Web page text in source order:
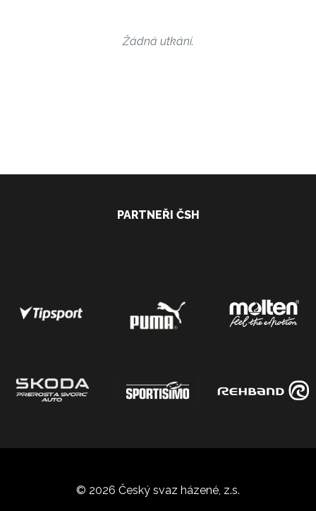
Žádná utkání.
PARTNEŘI ČSH
© 2026 Český svaz házené, z.s.